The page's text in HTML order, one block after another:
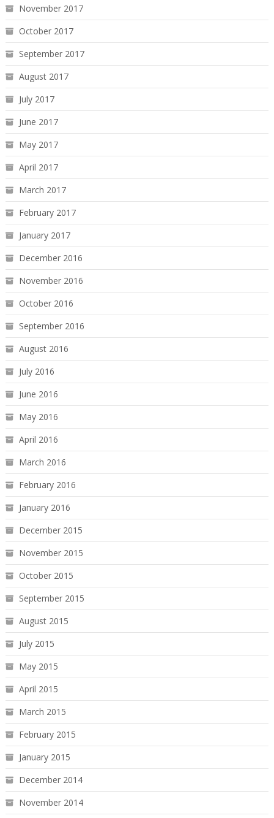
November 2017
October 2017
September 2017
August 2017
July 2017
June 2017
May 2017
April 2017
March 2017
February 2017
January 2017
December 2016
November 2016
October 2016
September 2016
August 2016
July 2016
June 2016
May 2016
April 2016
March 2016
February 2016
January 2016
December 2015
November 2015
October 2015
September 2015
August 2015
July 2015
May 2015
April 2015
March 2015
February 2015
January 2015
December 2014
November 2014